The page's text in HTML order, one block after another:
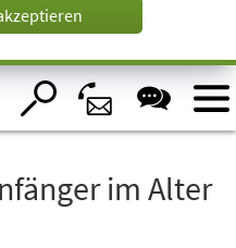
im Alter